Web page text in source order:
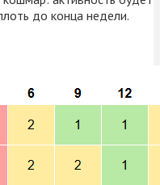
до конца недели.